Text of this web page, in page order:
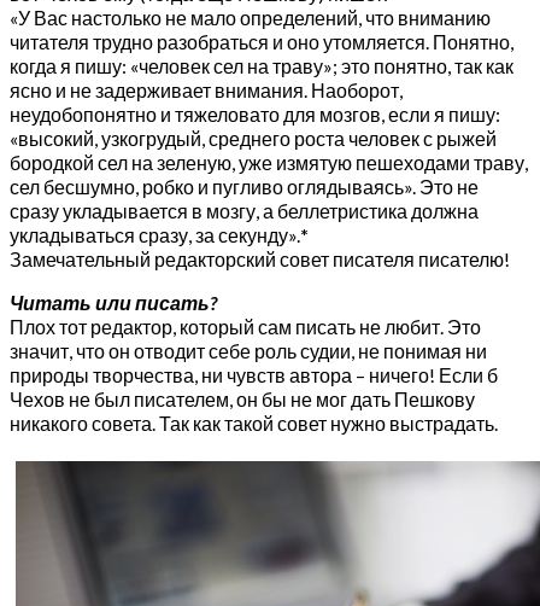
«У Вас настолько не мало определений, что вниманию
читателя трудно разобраться и оно утомляется. Понятно,
когда я пишу: «человек сел на траву»; это понятно, так как
ясно и не задерживает внимания. Наоборот,
неудобопонятно и тяжеловато для мозгов, если я пишу:
«высокий, узкогрудый, среднего роста человек с рыжей
бородкой сел на зеленую, уже измятую пешеходами траву,
сел бесшумно, робко и пугливо оглядываясь». Это не
сразу укладывается в мозгу, а беллетристика должна
укладываться сразу, за секунду».*
Замечательный редакторский совет писателя писателю!
Читать или писать?
Плох тот редактор, который сам писать не любит. Это
значит, что он отводит себе роль судии, не понимая ни
природы творчества, ни чувств автора – ничего! Если б
Чехов не был писателем, он бы не мог дать Пешкову
никакого совета. Так как такой совет нужно выстрадать.